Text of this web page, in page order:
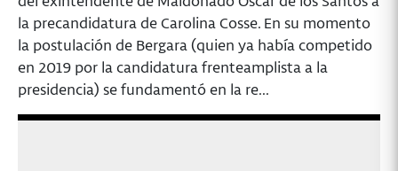
la precandidatura de Carolina Cosse. En su momento
la postulación de Bergara (quien ya había competido
en 2019 por la candidatura frenteamplista a la
presidencia) se fundamentó en la re...